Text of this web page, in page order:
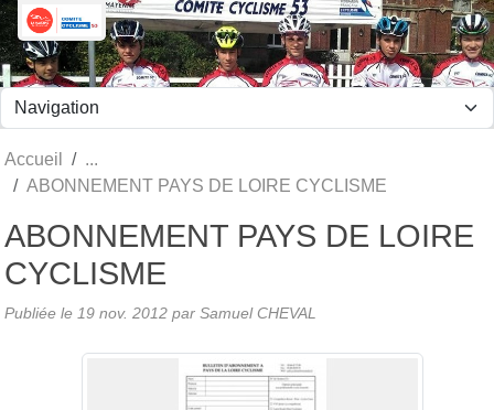
Accueil
ABONNEMENT PAYS DE LOIRE CYCLISME
ABONNEMENT PAYS DE LOIRE
CYCLISME
Publiée le 19 nov. 2012 par Samuel CHEVAL
Panneau de gestion des cookies